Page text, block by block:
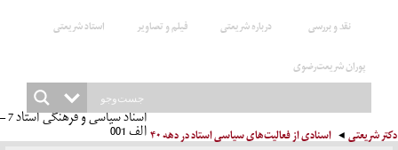
نقد و بررسی
درباره شریعتی فیلم و تصاویر
استاد شریعتی
پوران شریعت‌رضوی
دکتر شریعتی اسنادی از فعالیت‌های سیاسی استاد در دهه ۴۰
اسناد سیاسی و فرهنگی استاد 7 – الف 001